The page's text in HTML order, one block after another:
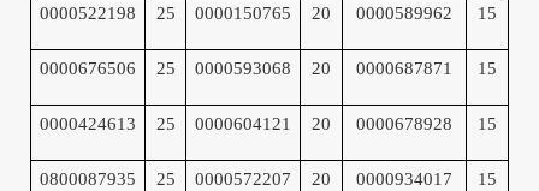
0000522198 25 0000150765 20 0000589962 15
0000676506 25 0000593068 20 0000687871 15
0000424613 25 0000604121 20 0000678928 15
0800087935 25 0000572207 20 0000934017 15